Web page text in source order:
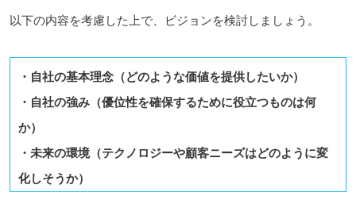
以下の内容を考慮した上で、ビジョンを検討しましょう。
・自社の基本理念（どのような価値を提供したいか）
・自社の強み（優位性を確保するために役立つものは何
か）
・未来の環境（テクノロジーや顧客ニーズはどのように変
化しそうか）